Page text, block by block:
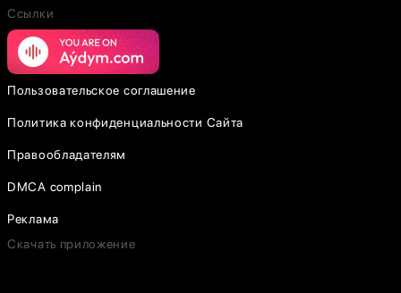
Ссылки
Пользовательское соглашение
Политика конфиденциальности Сайта
Правообладателям
DMCA complain
Реклама
Скачать приложение